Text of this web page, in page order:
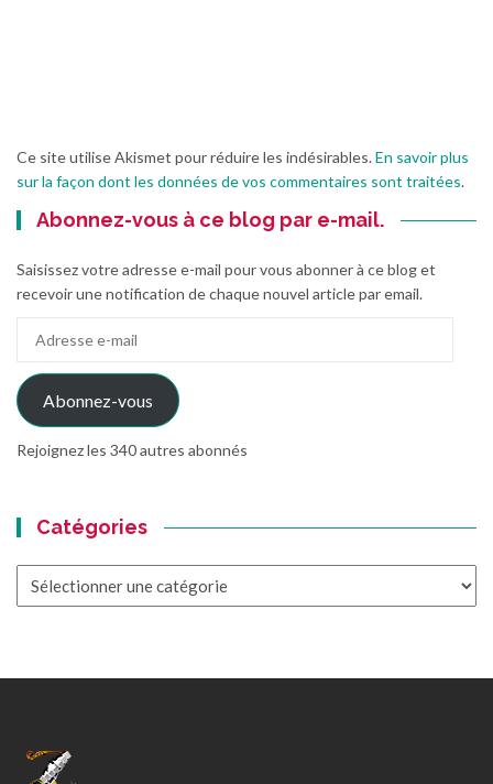
Ce site utilise Akismet pour réduire les indésirables.En savoir plus
sur la façon dont les données de vos commentaires sont traitées.
Abonnez-vous à ce blog par e-mail.
Saisissez votre adresse e-mail pour vous abonner à ce blog et
recevoir une notification de chaque nouvel article par email.
mail
Abonnez-vous
Rejoignez les 340 autres abonnés
Catégories